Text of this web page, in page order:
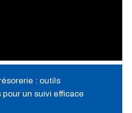
: outils
un suivi efficace